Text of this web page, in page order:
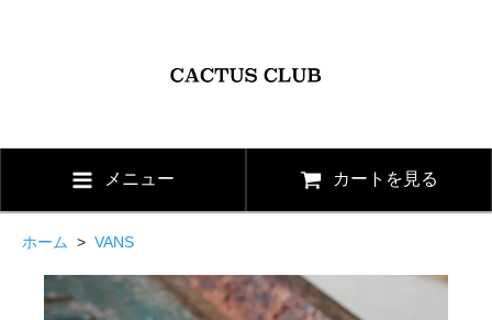
メニュー カートを見る
ホーム > VANS